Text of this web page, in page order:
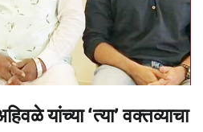
यांच्या ‘त्या’ वक्तव्याचा